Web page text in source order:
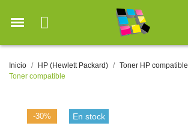
Inicio HP (Hewlett Packard) Toner HP compatible
Toner compatible
-30% En stock